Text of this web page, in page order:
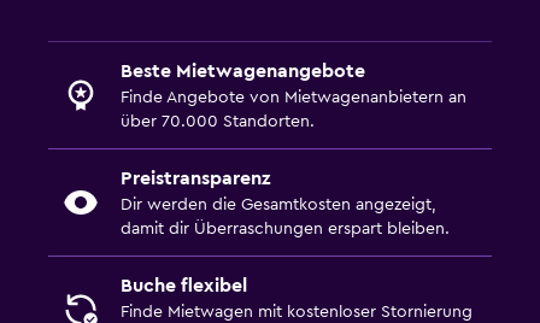
Beste Mietwagenangebote
Finde Angebote von Mietwagenanbietern an
über 70.000 Standorten.
Preistransparenz
Dir werden die Gesamtkosten angezeigt,
damit dir Überraschungen erspart bleiben.
Buche flexibel
Finde Mietwagen mit kostenloser Stornierung